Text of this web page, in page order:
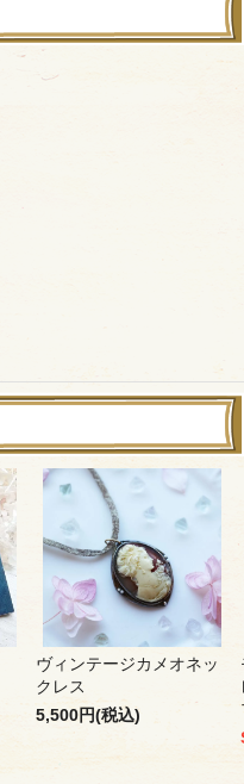
ヴィンテージカメオネッ
クレス
5,500円(税込)